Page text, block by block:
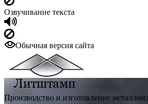
Озвучивание текста
Обычная версия сайта
Производство и изготовление